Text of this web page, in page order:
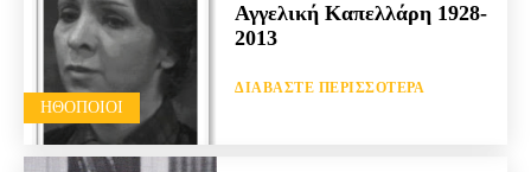
HΘΟΠΟΙΟΊ
Αγγελική Καπελλάρη 1928-
2013
ΔΙΑΒΆΣΤΕ ΠΕΡΙΣΣΌΤΕΡΑ